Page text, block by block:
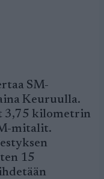
SM-
Keuruulla.
3,75 kilometrin
mitalit.
15